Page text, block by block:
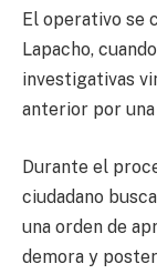
El operativo se
Lapacho,
investigativas
anterior por
Durante el
ciudadano
una orden de
demora y